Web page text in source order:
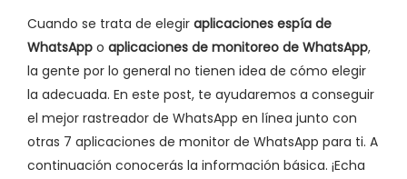
Cuando se trata de elegir aplicaciones espía de
WhatsApp o aplicaciones de monitoreo de WhatsApp,
la gente por lo general no tienen idea de cómo elegir
la adecuada. En este post, te ayudaremos a conseguir
el mejor rastreador de WhatsApp en línea junto con
otras 7 aplicaciones de monitor de WhatsApp para ti. A
continuación conocerás la información básica. ¡Echa